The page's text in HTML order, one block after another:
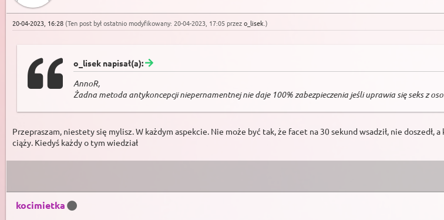
20-04-2023, 16:28 (Ten post był ostatnio modyfikowany: 20-04-2023, 17:05 przezo_lisek .)
o_lisek napisał(a):
AnnoR,
Żadna metoda antykoncepcji niepernamentnej nie daje 100% zabezpieczenia jeśli uprawia się seks z
Przepraszam, niestety się mylisz. W każdym aspekcie. Nie może być tak, że facet na 30 sekund wsadził, nie
ciąży. Kiedyś każdy o tym wiedział
kocimietka